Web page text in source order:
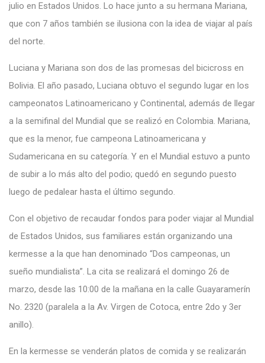
julio en Estados Unidos. Lo hace junto a su hermana Mariana,
que con 7 años también se ilusiona con la idea de viajar al país
del norte.
Luciana y Mariana son dos de las promesas del bicicross en
Bolivia. El año pasado, Luciana obtuvo el segundo lugar en los
campeonatos Latinoamericano y Continental, además de llegar
a la semifinal del Mundial que se realizó en Colombia. Mariana,
que es la menor, fue campeona Latinoamericana y
Sudamericana en su categoría. Y en el Mundial estuvo a punto
de subir a lo más alto del podio; quedó en segundo puesto
luego de pedalear hasta el último segundo.
Con el objetivo de recaudar fondos para poder viajar al Mundial
de Estados Unidos, sus familiares están organizando una
kermesse a la que han denominado “Dos campeonas, un
sueño mundialista”. La cita se realizará el domingo 26 de
marzo, desde las 10:00 de la mañana en la calle Guayaramerín
No. 2320 (paralela a la Av. Virgen de Cotoca, entre 2do y 3er
anillo).
En la kermesse se venderán platos de comida y se realizarán